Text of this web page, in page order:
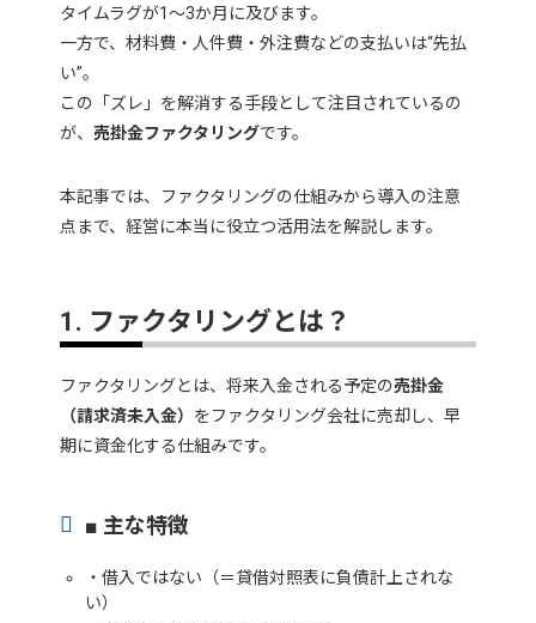
タイムラグが1〜3か月に及びます。
一方で、材料費・人件費・外注費などの支払いは“先払
い”。
この「ズレ」を解消する手段として注目されているの
が、 売掛金ファクタリングです。
本記事では、ファクタリングの仕組みから導入の注意
点まで、経営に本当に役立つ活用法を解説します。
1. ファクタリングとは？
ファクタリングとは、将来入金される予定の売掛金
（請求済未入金） をファクタリング会社に売却し、早
期に資金化する仕組みです。
■ 主な特徴
・借入ではない（＝貸借対照表に負債計上されな
い）